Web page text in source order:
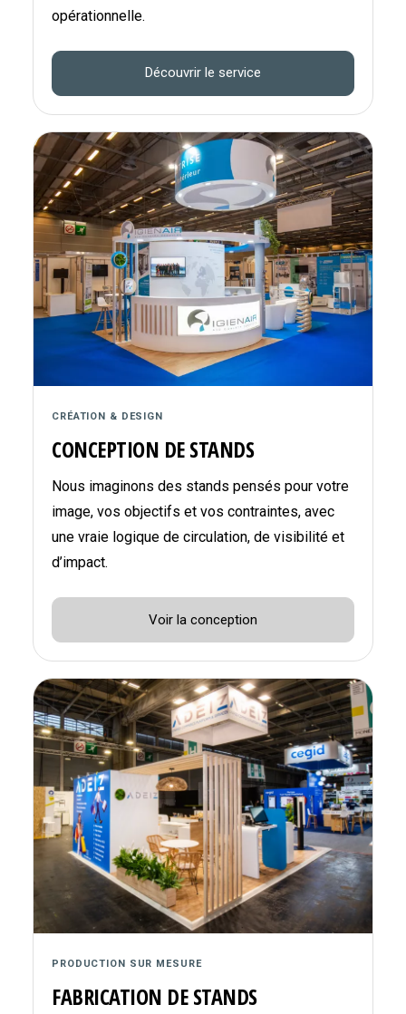
opérationnelle.
Découvrir le service
CRÉATION & DESIGN
CONCEPTION DE STANDS
Nous imaginons des stands pensés pour votre
image, vos objectifs et vos contraintes, avec
une vraie logique de circulation, de visibilité et
d’impact.
Voir la conception
PRODUCTION SUR MESURE
FABRICATION DE STANDS